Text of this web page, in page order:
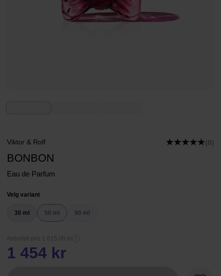
Viktor & Rolf (8)
BONBON
Eau de Parfum
Velg variant
30 ml 50 ml 90 ml
Anbefalt pris 1 615,00 kr
1 454 kr